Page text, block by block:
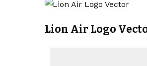
Lion Air Logo